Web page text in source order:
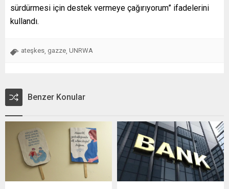
sürdürmesi için destek vermeye çağırıyorum” ifadelerini
kullandı.
ateşkes gazze UNRWA
Benzer Konular